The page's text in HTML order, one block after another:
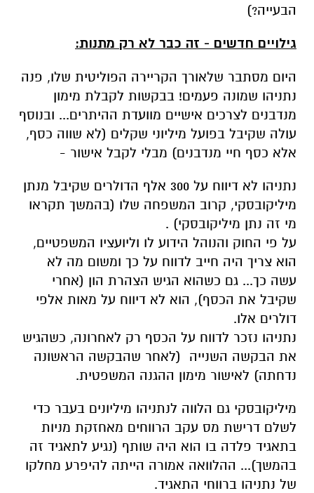
הבעייה?)
גילויים חדשים - זה כבר לא רק מתנות:
היום מסתבר שלאורך הקריירה הפוליטית שלו, פנה
נתניהו שמונה פעמים! בבקשות לקבלת מימון
מנדבנים לצרכים אישיים מוועדת ההיתרים... ובנוסף
עולה שקיבל בפועל מיליוני שקלים (לא שווה כסף,
אלא כסף חיי מנדבנים) מבלי לקבל אישור -
נתניהו לא דיווח על 300 אלף הדולרים שקיבל מנתן
מיליקובסקי, קרוב המשפחה שלו (בהמשך תקראו
מי זה נתן מיליקובסקי) .
על פי החוק והנוהל הידוע לו וליועציו המשפטיים,
הוא צריך היה חייב לדווח על כך ומשום מה לא
עשה כך... גם כשהוא הגיש הצהרת הון (אחרי
שקיבל את הכסף), הוא לא דיווח על מאות אלפי
דולרים אלו.
נתניהו נזכר לדווח על הכסף רק לאחרונה, כשהגיש
את הבקשה השנייה (לאחר שהבקשה הראשונה
נדחתה) לאישור מימון ההגנה המשפטית.
מיליקובסקי גם הלווה לנתניהו מיליונים בעבר כדי
לשלם דרישת מס עקב הרווחים מאחזקת מניות
בתאגיד פלדה בו הוא היה שותף (נגיע לתאגיד זה
בהמשך)... ההלוואה אמורה הייתה להיפרע מחלקו
של נתניהו ברווחי התאגיד.